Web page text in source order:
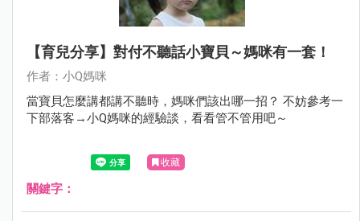
【育兒分享】對付不聽話小寶貝～媽咪有一套！
作者：小Q媽咪
當寶貝怎麼講都講不聽時，媽咪們該出哪一招？ 不妨參考一
下部落客→小Q媽咪的經驗談，看看管不管用吧～
收藏
關鍵字：